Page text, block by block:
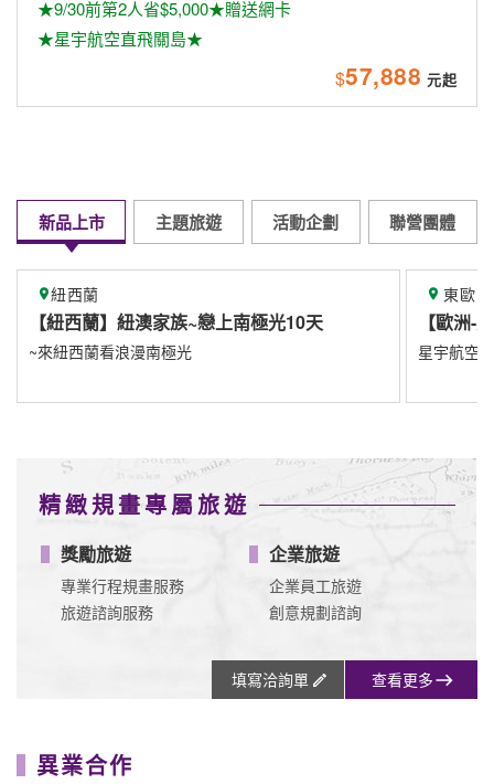
★9/30前第2人省$5,000★贈送網卡
★星宇航空直飛關島★
$57,888
新品上市 主題旅遊 活動企劃 聯營團體
南極光10天 【歐洲-東歐】
精緻規畫專屬旅遊
獎勵旅遊
專業行程規畫服務
旅遊諮詢服務
企業旅遊
企業員工旅遊
創意規劃諮詢
填寫洽詢單 查看更多
異業合作